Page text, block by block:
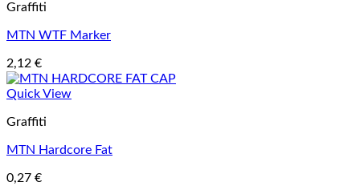
Graffiti
MTN WTF Marker
2,12 €
Quick View
Graffiti
MTN Hardcore Fat
0,27 €